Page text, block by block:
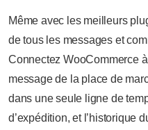
Même avec les meilleurs
de tous les messages et
Connectez WooCommerce
message de la place de
dans une seule ligne de
d’expédition, et l’historique